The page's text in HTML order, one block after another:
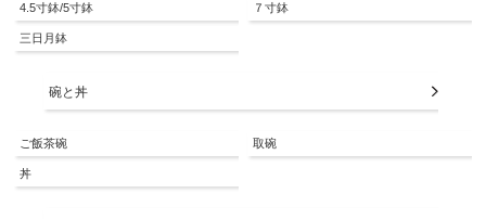
4.5寸鉢/5寸鉢
三日月鉢
７寸鉢
碗と丼
ご飯茶碗
丼
取碗